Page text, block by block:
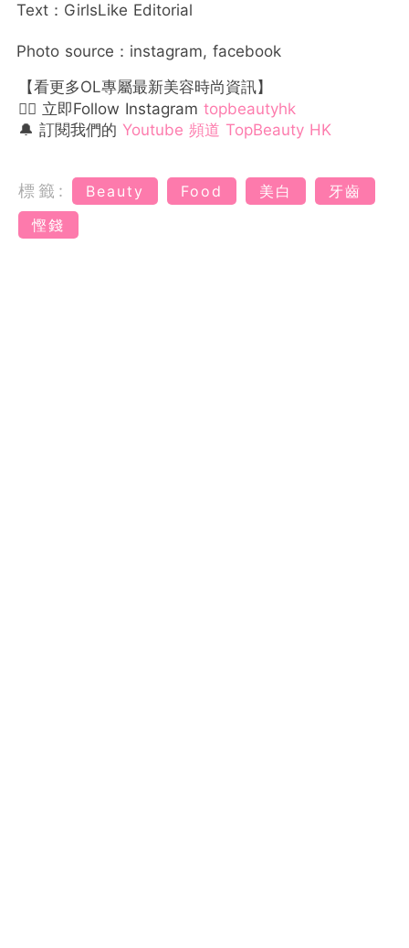
Text：GirlsLike Editorial
Photo source：instagram, facebook
【看更多OL專屬最新美容時尚資訊】
👉🏻 立即Follow Instagram topbeautyhk
🔔 訂閱我們的 Youtube 頻道 TopBeauty HK
標籤: Beauty Food 美白
牙齒
慳錢